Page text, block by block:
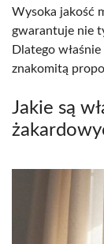
Wysoka jakość
gwarantuje nie
Dlatego
znakomitą
Jakie są